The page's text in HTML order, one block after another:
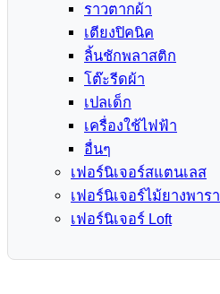
ราวตากผ้า
เตียงปิคนิค
ลิ้นชักพลาสติก
โต๊ะรีดผ้า
เปลเด็ก
เครื่องใช้ไฟฟ้า
อื่นๆ
เฟอร์นิเจอร์สแตนเลส
เฟอร์นิเจอร์ไม้ยางพารา
เฟอร์นิเจอร์ Loft